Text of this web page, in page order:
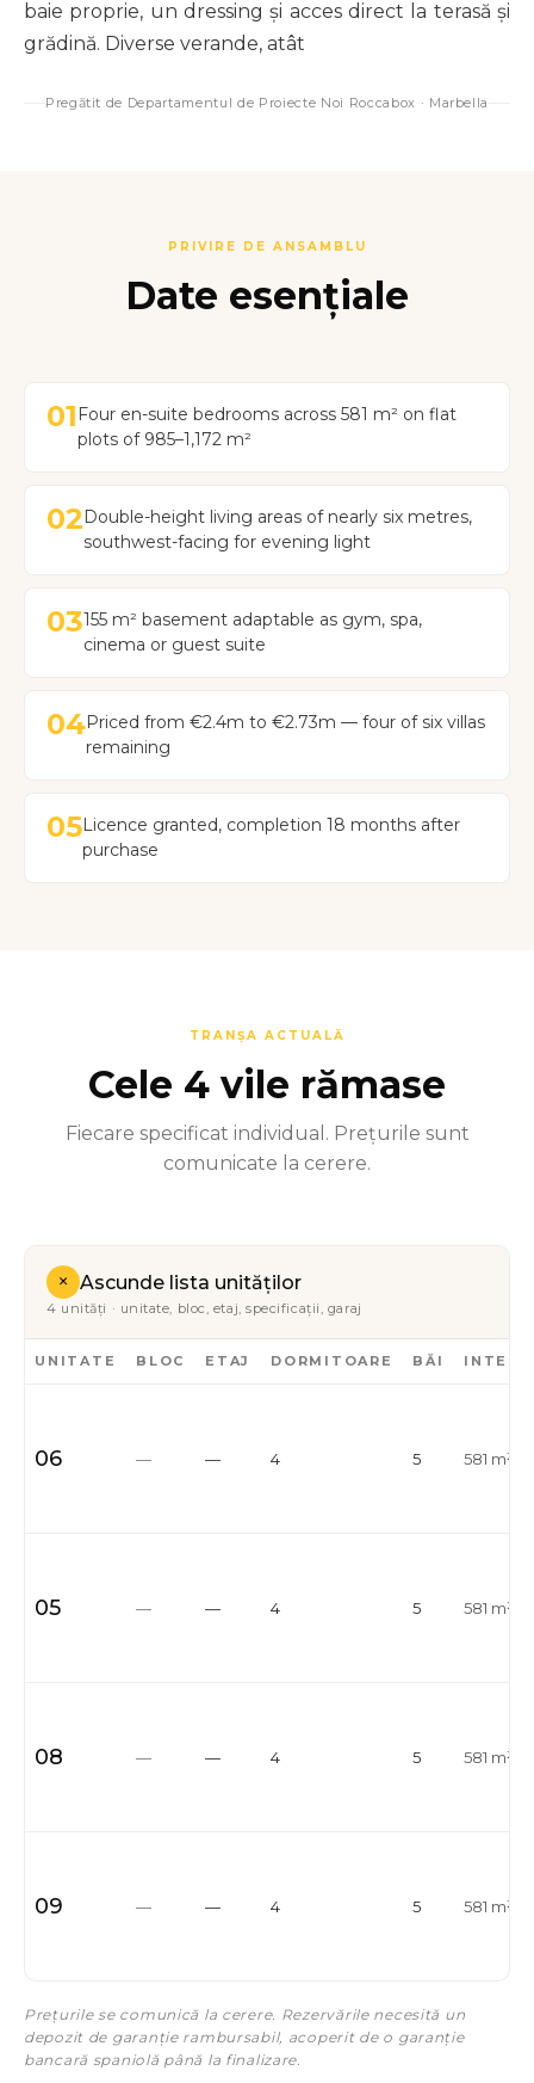
baie proprie, un dressing și acces direct la terasă și
grădină. Diverse verande, atât
Pregătit de Departamentul de Proiecte Noi Roccabox · Marbella
PRIVIRE DE ANSAMBLU
Date esențiale
01 Four en-suite bedrooms across 581 m² on flat
plots of 985–1,172 m²
02Double-height living areas of nearly six metres,
southwest-facing for evening light
03155 m² basement adaptable as gym, spa,
cinema or guest suite
04Priced from €2.4m to €2.73m — four of six villas
remaining
05Licence granted, completion 18 months after
purchase
TRANȘA ACTUALĂ
Cele 4 vile rămase
Fiecare specificat individual. Prețurile sunt
comunicate la cerere.
+Ascunde lista unităților
4 unități · unitate, bloc, etaj, specificații, garaj
UNITATE BLOC ETAJ DORMITOARE BĂI
06 — — 4 5 581 m²
05 — — 4 5 581 m²
08 — — 4 5 581 m²
09 — — 4 5 581 m²
Prețurile se comunică la cerere. Rezervările necesită un
depozit de garanție rambursabil, acoperit de o garanție
bancară spaniolă până la finalizare.